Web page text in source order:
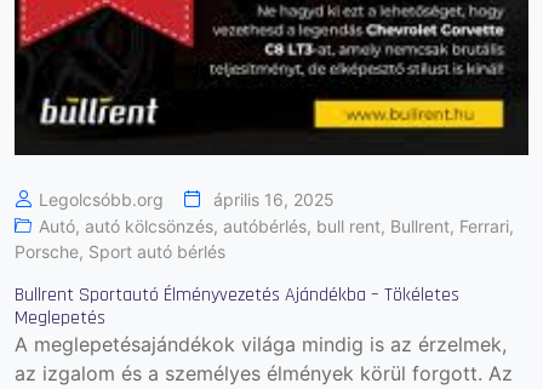
Legolcsóbb.org
április 16, 2025
Autó, autó kölcsönzés, autóbérlés, bull rent, Bullrent, Ferrari,
Porsche, Sport autó bérlés
Bullrent Sportautó Élményvezetés Ajándékba – Tökéletes
Meglepetés
A meglepetésajándékok világa mindig is az érzelmek,
az izgalom és a személyes élmények körül forgott. Az